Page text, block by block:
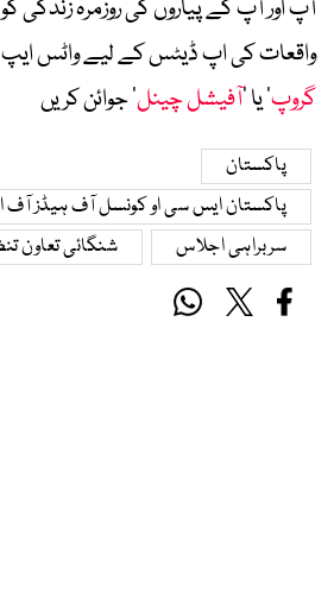
آپ اور آپ کے پیاروں کی روزمرہ زندگی
واقعات کی اپ ڈیٹس کے لیے واٹس ایپ
گروپ‘ یا ’آفیشل چینل‘ جوائن کریں
پاکستان
پاکستان ایس سی او کونسل آف ہیڈز
سربراہی اجلاس
شنگائی تعاون